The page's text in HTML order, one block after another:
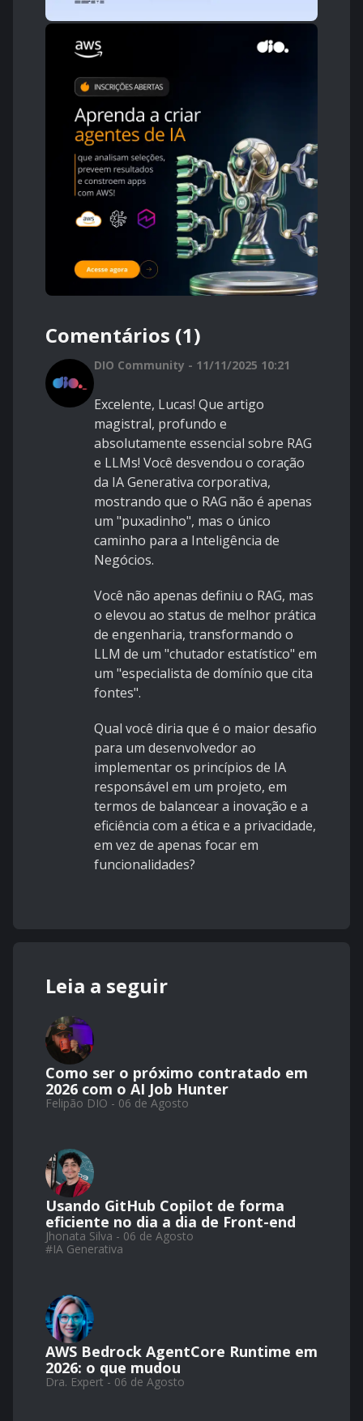
Comentários (1)
DIO Community - 11/11/2025 10:21
Excelente, Lucas! Que artigo
magistral, profundo e
absolutamente essencial sobre RAG
e LLMs! Você desvendou o coração
da IA Generativa corporativa,
mostrando que o RAG não é apenas
um "puxadinho", mas o único
caminho para a Inteligência de
Negócios.
Você não apenas definiu o RAG, mas
o elevou ao status de melhor prática
de engenharia, transformando o
LLM de um "chutador estatístico" em
um "especialista de domínio que cita
fontes".
Qual você diria que é o maior desafio
para um desenvolvedor ao
implementar os princípios de IA
responsável em um projeto, em
termos de balancear a inovação e a
eficiência com a ética e a privacidade,
em vez de apenas focar em
funcionalidades?
Leia a seguir
Como ser o próximo contratado em
2026 com o AI Job Hunter
Felipão DIO - 06 de Agosto
Usando GitHub Copilot de forma
eficiente no dia a dia de Front-end
Jhonata Silva - 06 de Agosto
#IA Generativa
AWS Bedrock AgentCore Runtime em
2026: o que mudou
Dra. Expert - 06 de Agosto